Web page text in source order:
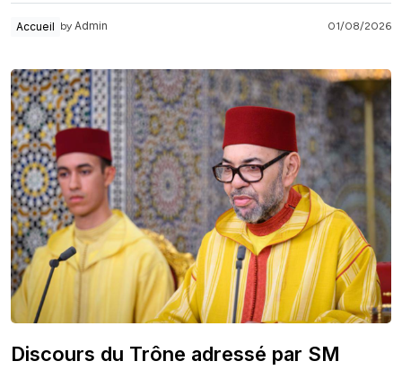
Accueil by Admin 01/08/2026
Discours du Trône adressé par SM